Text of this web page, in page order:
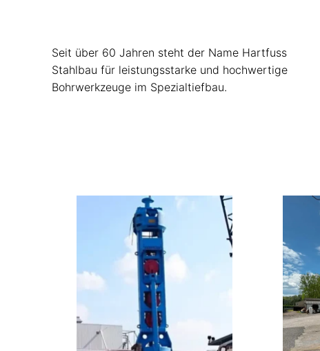
Seit über 60 Jahren steht der Name Hartfuss
Stahlbau für leistungsstarke und hochwertige
Bohrwerkzeuge im Spezialtiefbau.